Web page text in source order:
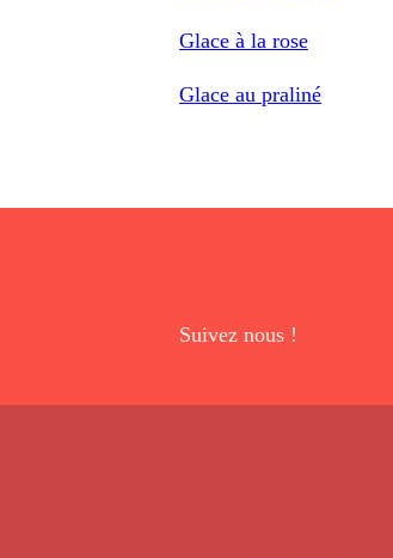
Glace à la rose
Glace au praliné
Suivez nous !